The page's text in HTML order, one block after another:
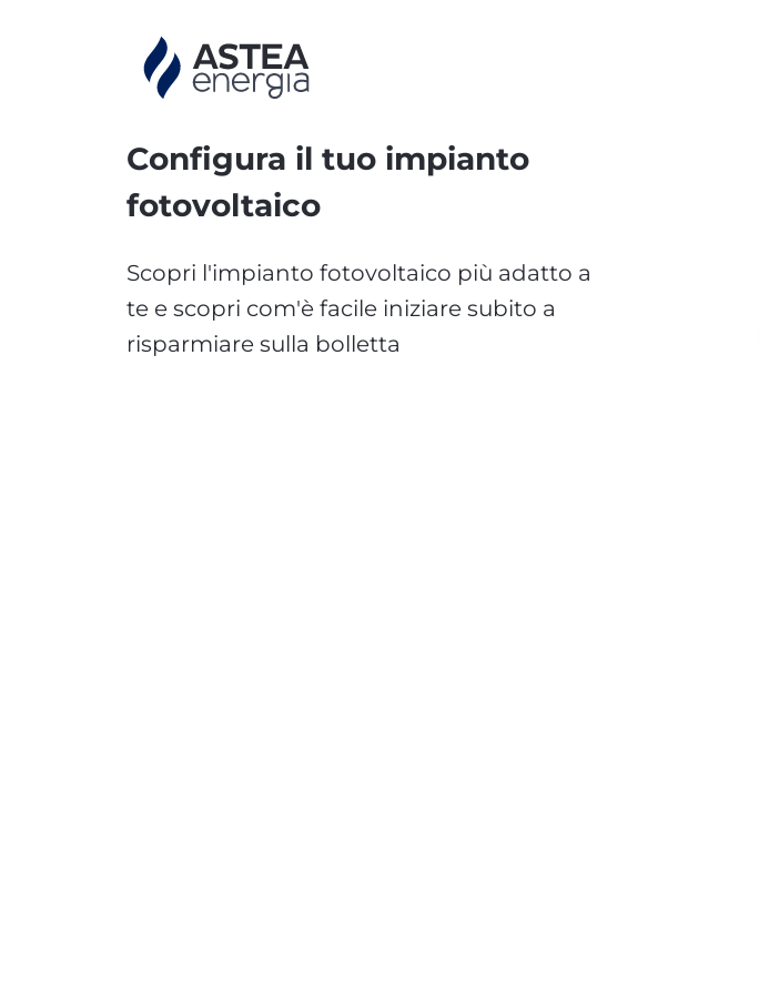
Configura il tuo impianto
fotovoltaico
Scopri l'impianto fotovoltaico più adatto a
te e scopri com'è facile iniziare subito a
risparmiare sulla bolletta